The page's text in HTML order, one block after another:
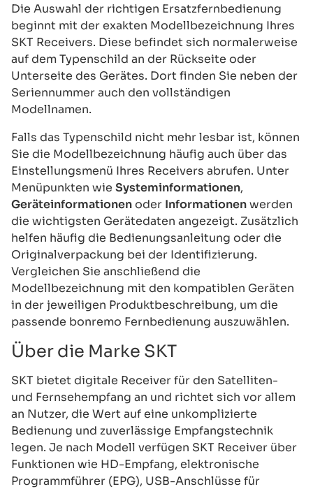
Die Auswahl der richtigen Ersatzfernbedienung
beginnt mit der exakten Modellbezeichnung Ihres
SKT Receivers. Diese befindet sich normalerweise
auf dem Typenschild an der Rückseite oder
Unterseite des Gerätes. Dort finden Sie neben der
Seriennummer auch den vollständigen
Modellnamen.
Falls das Typenschild nicht mehr lesbar ist, können
Sie die Modellbezeichnung häufig auch über das
Einstellungsmenü Ihres Receivers abrufen. Unter
Menüpunkten wie Systeminformationen,
Geräteinformationenoder Informationenwerden
die wichtigsten Gerätedaten angezeigt. Zusätzlich
helfen häufig die Bedienungsanleitung oder die
Originalverpackung bei der Identifizierung.
Vergleichen Sie anschließend die
Modellbezeichnung mit den kompatiblen Geräten
in der jeweiligen Produktbeschreibung, um die
passende bonremo Fernbedienung auszuwählen.
Über die Marke SKT
SKT bietet digitale Receiver für den Satelliten-
und Fernsehempfang an und richtet sich vor allem
an Nutzer, die Wert auf eine unkomplizierte
Bedienung und zuverlässige Empfangstechnik
legen. Je nach Modell verfügen SKT Receiver über
Funktionen wie HD-Empfang, elektronische
Programmführer (EPG), USB-Anschlüsse für